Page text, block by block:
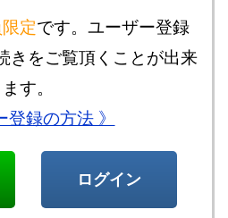
定です。ユーザー登録
きをご覧頂くことが出来
ます。
登録の方法 》
ログイン